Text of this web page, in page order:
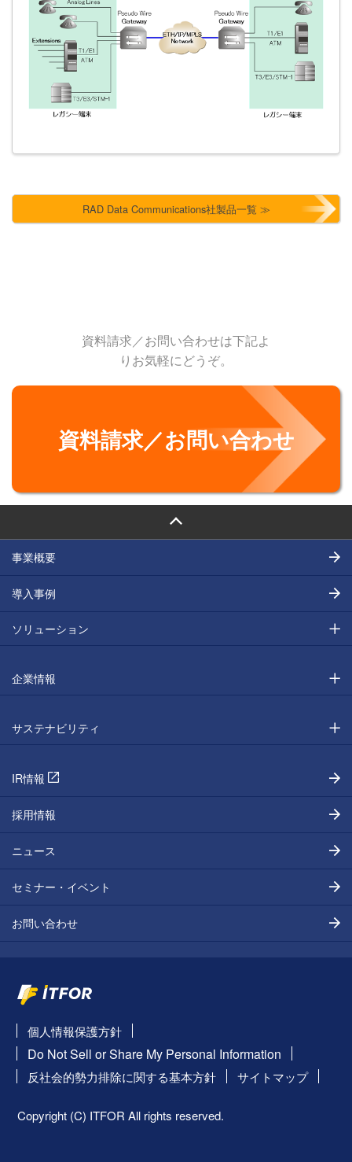
RAD Data Communications社製品一覧 ≫
資料請求／お問い合わせは下記よ
りお気軽にどうぞ。
資料請求／お問い合わせ
PAGE TOP
事業概要
導入事例
ソリューション
企業情報
サステナビリティ
IR情報
採用情報
ニュース
セミナー・イベント
お問い合わせ
個人情報保護方針
Do Not Sell or Share My Personal Information
反社会的勢力排除に関する基本方針 サイトマップ
Copyright (C) ITFOR All rights reserved.